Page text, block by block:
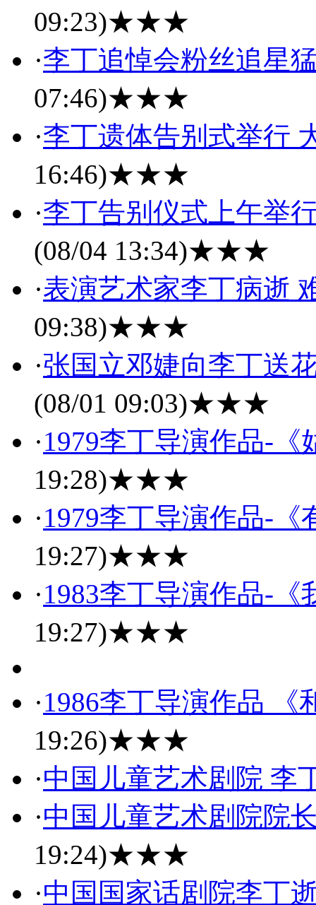
09:23)★★★
·李丁追悼会粉丝追星
07:46)★★★
·李丁遗体告别式举行
16:46)★★★
·李丁告别仪式上午举
(08/04 13:34)★★★
·表演艺术家李丁病逝
09:38)★★★
·张国立邓婕向李丁送
(08/01 09:03)★★★
·1979李丁导演作品-《
19:28)★★★
·1979李丁导演作品-《
19:27)★★★
·1983李丁导演作品-《
19:27)★★★
·1986李丁导演作品 《
19:26)★★★
·中国儿童艺术剧院 李
·中国儿童艺术剧院院
19:24)★★★
·中国国家话剧院李丁